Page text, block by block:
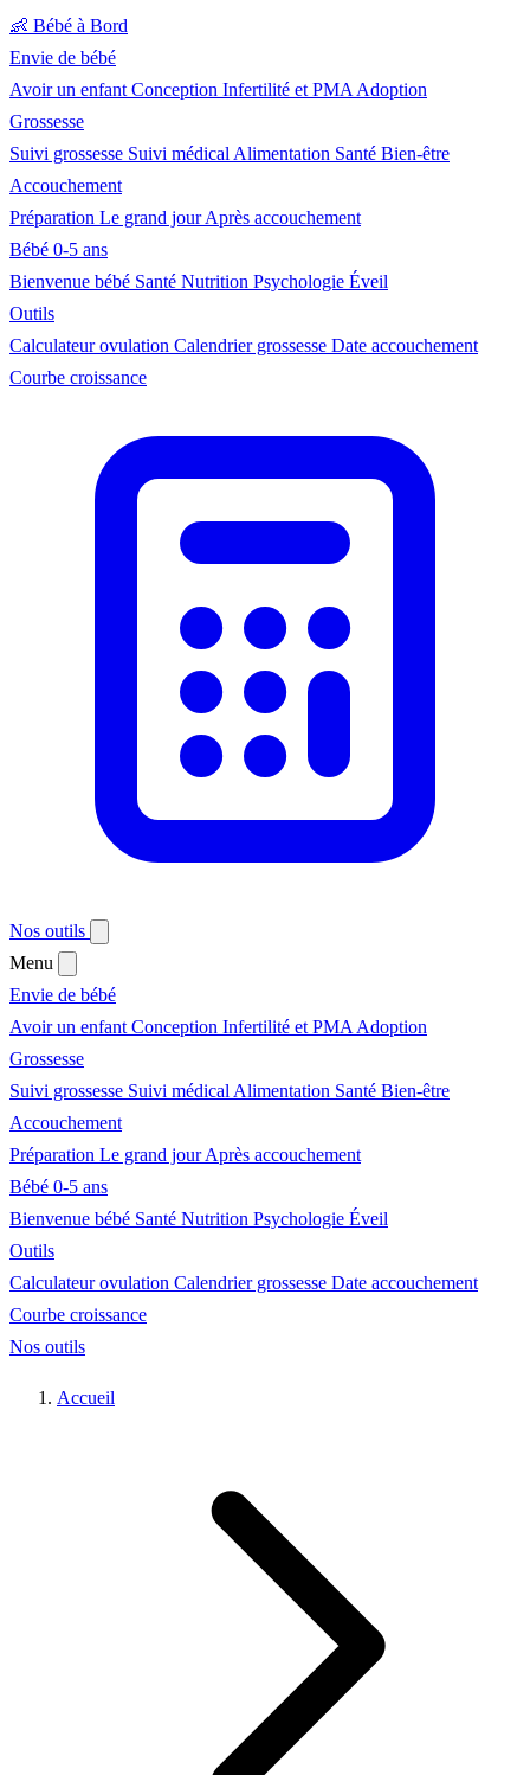
👶 Bébé à Bord
Envie de bébé
Avoir un enfant Conception Infertilité et PMA Adoption
Grossesse
Suivi grossesse Suivi médical Alimentation Santé Bien-être
Accouchement
Préparation Le grand jourAprès accouchement
Bébé 0-5 ans
Bienvenue bébé Santé Nutrition Psychologie Éveil
Outils
Calculateur ovulation Calendrier grossesse Date accouchement
Courbe croissance
Nos outils
Menu
Envie de bébé
Avoir un enfant Conception Infertilité et PMA Adoption
Grossesse
Suivi grossesse Suivi médical Alimentation Santé Bien-être
Accouchement
Préparation Le grand jourAprès accouchement
Bébé 0-5 ans
Bienvenue bébé Santé Nutrition Psychologie Éveil
Outils
Calculateur ovulation Calendrier grossesse Date accouchement
Courbe croissance
Nos outils
Accueil